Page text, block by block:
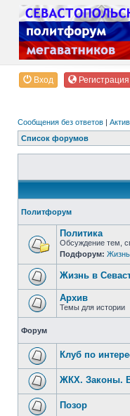
Вход Регистрация
Сообщения без ответов |
Список форумов
Политфорум
Политика
Обсуждение тем,
Подфорум:
Жизнь в
Архив
Темы для истории
Форум
Клуб по
ЖКХ. Законы.
Позор